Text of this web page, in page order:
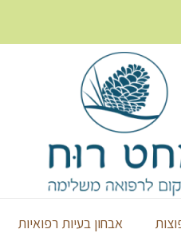
אבחון בעיות רפואיות